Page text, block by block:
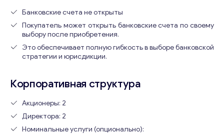
Банковские счета не открыты
Покупатель может открыть банковские счета по своему
выбору после приобретения.
Это обеспечивает полную гибкость в выборе банковской
стратегии и юрисдикции.
Корпоративная структура
Акционеры: 2
Директора: 2
Номинальные услуги (опционально):